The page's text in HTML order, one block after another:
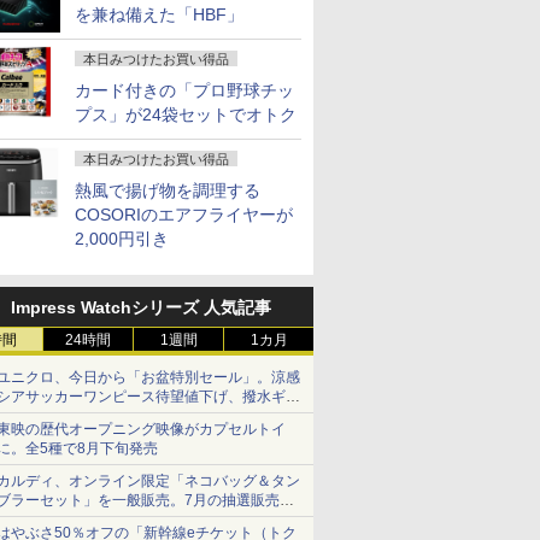
を兼ね備えた「HBF」
本日みつけたお買い得品
カード付きの「プロ野球チッ
プス」が24袋セットでオトク
本日みつけたお買い得品
熱風で揚げ物を調理する
COSORIのエアフライヤーが
2,000円引き
Impress Watchシリーズ 人気記事
24時間 1週間 1カ月
ニクロ、今日から「お盆特別セール」。涼感
アサッカーワンピース待望値下げ、撥水ギア
ョーツは1990円に
映の歴代オープニング映像がカプセルトイ
。全5種で8月下旬発売
ルディ、オンライン限定「ネコバッグ＆タン
ラーセット」を一般販売。7月の抽選販売の
選無効分
やぶさ50％オフの「新幹線eチケット（トク